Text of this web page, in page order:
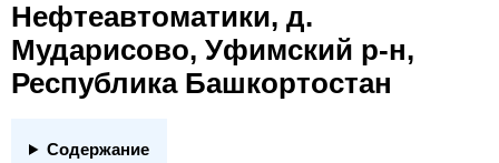
Нефтеавтоматики, д.
Мударисово, Уфимский р-н,
Республика Башкортостан
Содержание